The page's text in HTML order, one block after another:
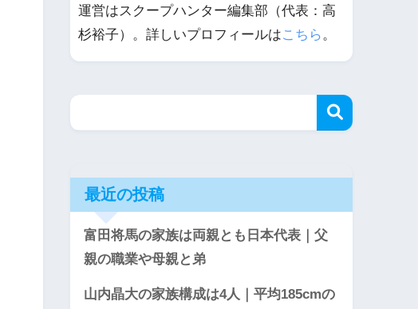
運営はスクープハンター編集部（代表：高
杉裕子）。詳しいプロフィールはこちら。
最近の投稿
富田将馬の家族は両親とも日本代表｜父
親の職業や母親と弟
山内晶大の家族構成は4人｜平均185cmの